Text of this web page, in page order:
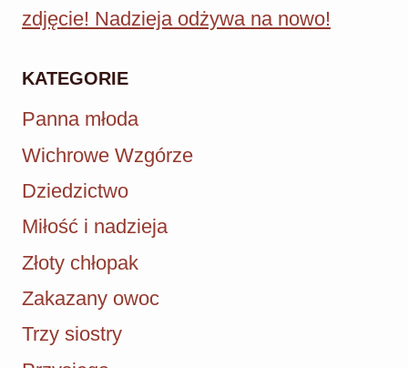
zdjęcie! Nadzieja odżywa na nowo!
KATEGORIE
Panna młoda
Wichrowe Wzgórze
Dziedzictwo
Miłość i nadzieja
Złoty chłopak
Zakazany owoc
Trzy siostry